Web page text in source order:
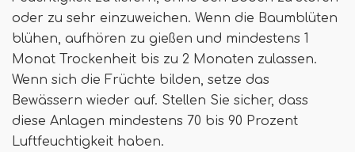
oder zu sehr einzuweichen. Wenn die Baumblüten
blühen, aufhören zu gießen und mindestens 1
Monat Trockenheit bis zu 2 Monaten zulassen.
Wenn sich die Früchte bilden, setze das
Bewässern wieder auf. Stellen Sie sicher, dass
diese Anlagen mindestens 70 bis 90 Prozent
Luftfeuchtigkeit haben.